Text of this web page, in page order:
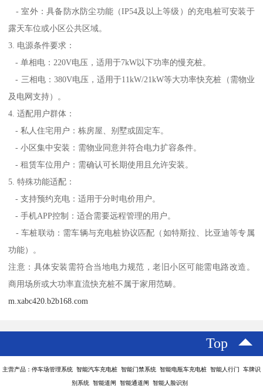
- 室外：具备防水防尘功能（IP54及以上等级）的充电桩可安装于
露天车位或小区公共区域。
3. 电源条件要求：
- 单相电：220V电压，适用于7kW以下功率的慢充桩。
- 三相电：380V电压，适用于11kW/21kW等大功率快充桩（需物业
及电网支持）。
4. 适配用户群体：
- 私人住宅用户：栋房屋、别墅或固定车。
- 小区集中安装：需物业同意并符合电力扩容条件。
- 租赁车位用户：需确认可长期使用且允许安装。
5. 特殊功能适配：
- 支持预约充电：适用于分时电价用户。
- 手机APP控制：适合需要远程管理的用户。
- 车桩联动：需车辆与充电桩协议匹配（如特斯拉、比亚迪等专属
功能）。
注意：具体安装需符合当地电力规范，老旧小区可能需电路改造。
商用场所或大功率直流快充桩不属于家用范畴。
m.xabc420.b2b168.com
Top
主营产品：停车场管理系统 智能汽车充电桩 智能门禁系统 智能电瓶车充电桩 智能人行门 车牌识
别系统 智能道闸 智能通道闸 智能人脸识别